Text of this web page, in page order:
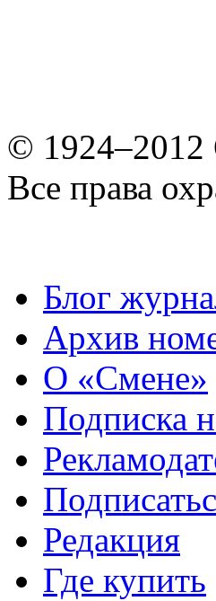
©
Все права
Блог
Архив
О «Смене»
Подписка
Редакция
Где купить